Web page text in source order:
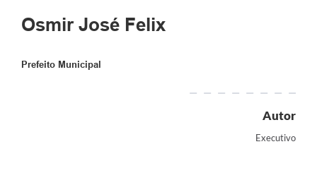
Osmir José Felix
Prefeito Municipal
Autor
Executivo